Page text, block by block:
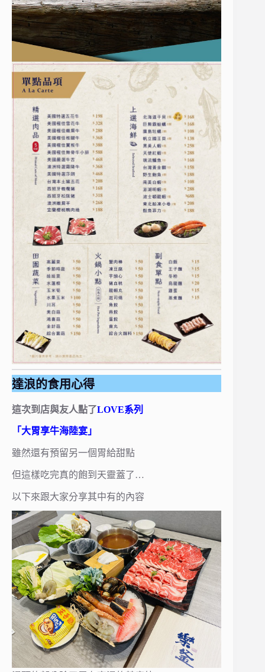
達浪的食用心得
這次到店與友人點了LOVE系列
「大胃享牛海陸宴」
雖然還有預留另一個胃給甜點
但這樣吃完真的飽到天靈蓋了…
以下來跟大家分享其中有的內容